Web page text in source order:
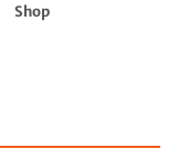
Shop